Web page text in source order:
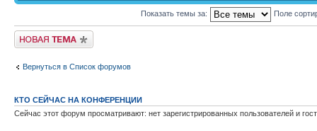
Показать темы за: Поле
Новая тема
Вернуться в Список форумов
КТО СЕЙЧАС НА КОНФЕРЕНЦИИ
Сейчас этот форум просматривают: нет зарегистрированных пользователей и